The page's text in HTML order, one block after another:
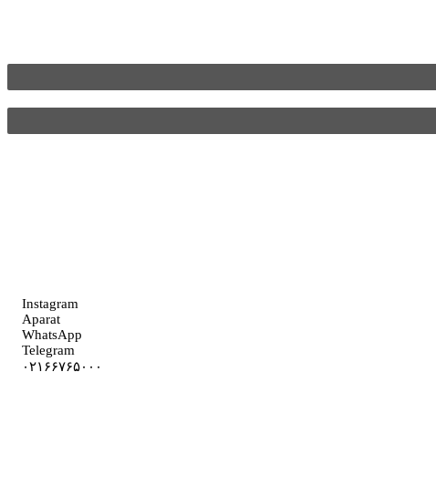
Instagram
Aparat
WhatsApp
Telegram
۰۲۱۶۶۷۶۵۰۰۰